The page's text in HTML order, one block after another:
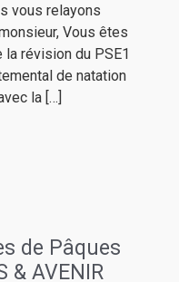
vous relayons
Vous êtes
la révision du PSE1
de natation
la […]
de Pâques
& AVENIR